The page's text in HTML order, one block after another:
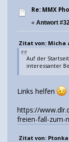
Re: MMX
« Antwort
Zitat von: Micha
Auf der
interessanter
Links helfen
https://
freien-fall-zum-
Zitat von: Ptonka